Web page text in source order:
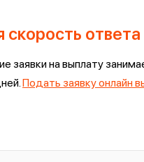
скорость ответа
заявки на выплату
Подать заявку онлайн